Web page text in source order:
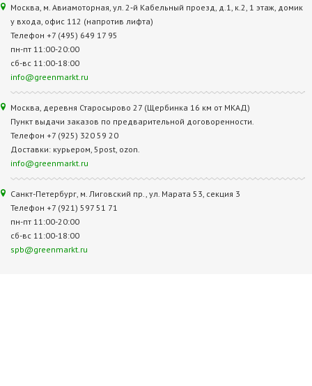
Москва, м. Авиамоторная, ул. 2‑й Кабельный проезд, д.1, к.2, 1 этаж, домик
у входа, офис 112 (напротив лифта)
Телефон +7 (495) 649 17 95
пн-пт 11:00-20:00
сб-вс 11:00-18:00
info@greenmarkt.ru
Москва, деревня Старосырово 27 (Щербинка 16 км от МКАД)
Пункт выдачи заказов по предварительной договоренности.
Телефон +7 (925) 320 59 20
Доставки: курьером, 5post, ozon.
info@greenmarkt.ru
Санкт-Петербург, м. Лиговский пр., ул. Марата 53, секция 3
Телефон +7 (921) 597 51 71
пн-пт 11:00-20:00
сб-вс 11:00-18:00
spb@greenmarkt.ru